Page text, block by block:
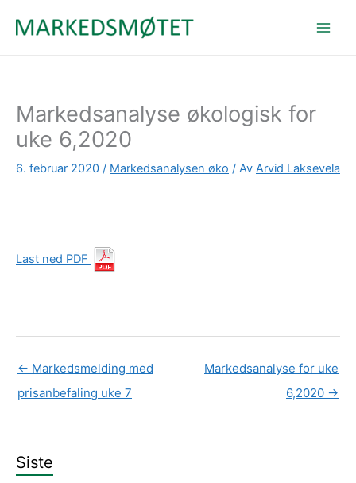
Markedsanalyse økologisk for
uke 6,2020
6. februar 2020 / Markedsanalysen øko / Av Arvid Laksevela
Last ned PDF
← Markedsmelding med
prisanbefaling uke 7
Markedsanalyse for uke
6,2020 →
Siste